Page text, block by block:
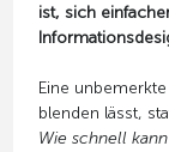
ist, sich
Eine
blenden lässt,
Wie schnell